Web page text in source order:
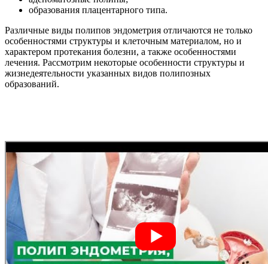
образования плацентарного типа.
Различные виды полипов эндометрия отличаются не только
особенностями структуры и клеточным материалом, но и
характером протекания болезни, а также особенностями
лечения. Рассмотрим некоторые особенности структуры и
жизнедеятельности указанных видов полипозных
образований.